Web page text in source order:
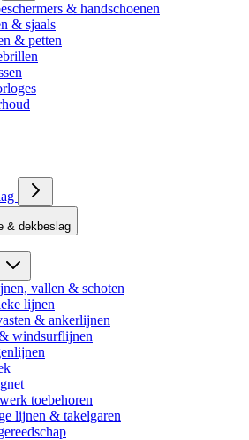
& handschoenen
& sjaals
& petten
& dekbeslag
vallen & schoten
lijnen
& ankerlijnen
windsurflijnen
toebehoren
lijnen & takelgaren